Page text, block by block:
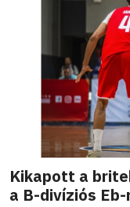
Kikapott a
a B-divíziós Eb-